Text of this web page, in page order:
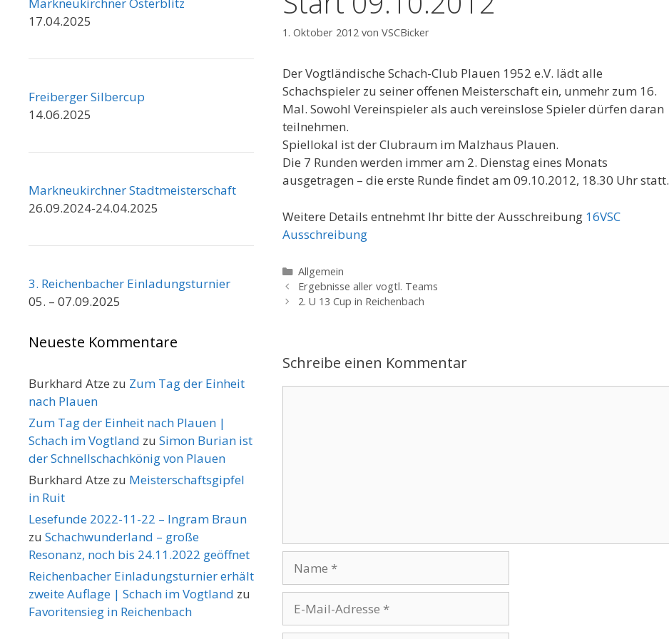
1. Oktober 2012 von VSCBicker
Der Vogtländische Schach-Club Plauen 1952 e.V. lädt alle
Schachspieler zu seiner offenen Meisterschaft ein, unmehr zum 16.
Mal. Sowohl Vereinspieler als auch vereinslose Spieler dürfen daran
teilnehmen.
Spiellokal ist der Clubraum im Malzhaus Plauen.
Die 7 Runden werden immer am 2. Dienstag eines Monats
ausgetragen – die erste Runde findet am 09.10.2012, 18.30 Uhr statt.
Weitere Details entnehmt Ihr bitte der Ausschreibung 16VSC
Ausschreibung
Kategorien
Allgemein
Ergebnisse aller vogtl. Teams
2. U 13 Cup in Reichenbach
Schreibe einen Kommentar
Mail-
Adresse
17.04.2025
Freiberger Silbercup
14.06.2025
Markneukirchner Stadtmeisterschaft
26.09.2024-24.04.2025
3. Reichenbacher Einladungsturnier
05. – 07.09.2025
Neueste Kommentare
Burkhard Atze zu Zum Tag der Einheit
nach Plauen
Zum Tag der Einheit nach Plauen |
Schach im Vogtland zu Simon Burian ist
der Schnellschachkönig von Plauen
Burkhard Atze zu Meisterschaftsgipfel
in Ruit
Lesefunde 2022-11-22 – Ingram Braun
zu Schachwunderland – große
Resonanz, noch bis 24.11.2022 geöffnet
Reichenbacher Einladungsturnier erhält
zweite Auflage | Schach im Vogtland zu
Favoritensieg in Reichenbach